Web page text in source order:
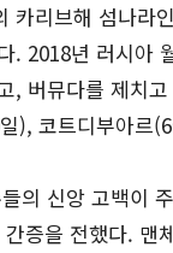
카리브해 섬나라
. 2018년 러시아
, 버뮤다를 제치
), 코트디부아르
의 신앙 고백이
증을 전했다. 맨